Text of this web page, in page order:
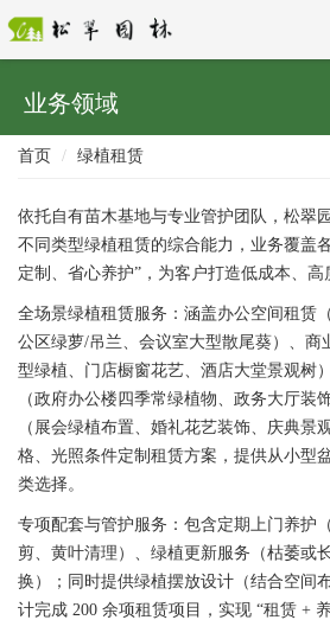
业务领域
首页 绿植租赁
依托自有苗木基地与专业管护团队，松翠
不同类型绿植租赁的综合能力，业务覆盖
定制、省心养护”，为客户打造低成本、高
全场景绿植租赁服务：涵盖办公空间租赁
公区绿萝/吊兰、会议室大型散尾葵）、商
型绿植、门店橱窗花艺、酒店大堂景观树
（政府办公楼四季常绿植物、政务大厅装
（展会绿植布置、婚礼花艺装饰、庆典景
格、光照条件定制租赁方案，提供从小型
类选择。
专项配套与管护服务：包含定期上门养护
剪、黄叶清理）、绿植更新服务（枯萎或
换）；同时提供绿植摆放设计（结合空间
计完成 200 余项租赁项目，实现 “租赁 +